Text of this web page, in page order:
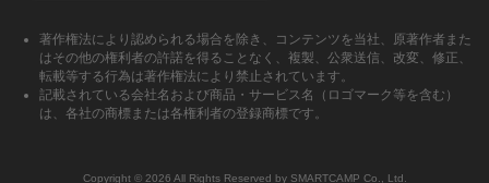
著作権法により認められる場合を除き、コンテンツを当社、原著作者また
はその他の権利者の許諾を得ることなく、複製、公衆送信、改変、修正、
転載等する行為は著作権法により禁止されています。
記載されている会社名および商品・サービス名（ロゴマーク等を含む）
は、各社の商標または各権利者の登録商標です。
Copyright ©︎ 2026 All Rights Reserved by SMARTCAMP Co., Ltd.